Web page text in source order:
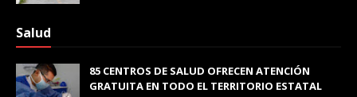
Salud
85 CENTROS DE SALUD OFRECEN ATENCIÓN
GRATUITA EN TODO EL TERRITORIO ESTATAL